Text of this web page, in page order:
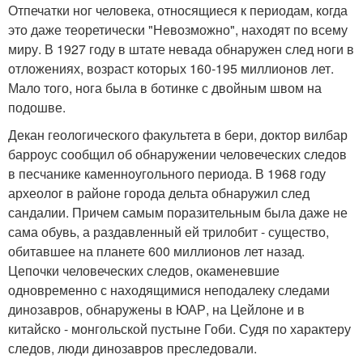
Отпечатки ног человека, относящиеся к периодам, когда
это даже теоретически "Невозможно", находят по всему
миру. В 1927 году в штате невада обнаружен след ноги в
отложениях, возраст которых 160-195 миллионов лет.
Мало того, нога была в ботинке с двойным швом на
подошве.
Декан геологического факультета в бери, доктор вилбар
барроус сообщил об обнаружении человеческих следов
в песчанике каменноугольного периода. В 1968 году
археолог в районе города дельта обнаружил след
сандалии. Причем самым поразительным была даже не
сама обувь, а раздавленный ей трилобит - существо,
обитавшее на планете 600 миллионов лет назад.
Цепочки человеческих следов, окаменевшие
одновременно с находящимися неподалеку следами
динозавров, обнаружены в ЮАР, на Цейлоне и в
китайско - монгольской пустыне Гоби. Судя по характеру
следов, люди динозавров преследовали.